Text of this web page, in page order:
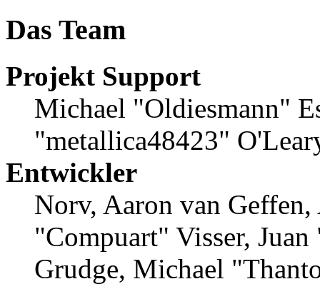
Das Team
Projekt Support
Michael "Oldiesmann"
"metallica48423"
Entwickler
Norv, Aaron van
"Compuart" Visser,
Grudge, Michael